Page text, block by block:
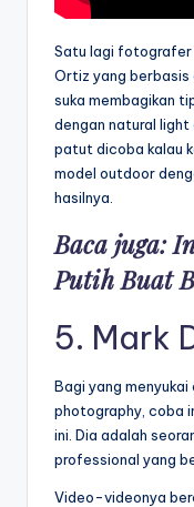
Satu lagi fotografer
Ortiz yang berbasis
suka membagikan
dengan natural
patut dicoba kalau
model outdoor
hasilnya.
Baca juga:
Putih Buat
5. Mark
Bagi yang
photography, coba
ini. Dia adalah
professional yang
Video-videonya